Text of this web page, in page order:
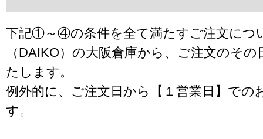
下記①～④の条件を全て満たすご注文につ
（DAIKO）の大阪倉庫から、ご注文のそ
たします。
例外的に、ご注文日から【１営業日】での
す。